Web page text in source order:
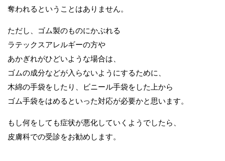
奪われるということはありません。
ただし、ゴム製のものにかぶれる
ラテックスアレルギーの方や
あかぎれがひどいような場合は、
ゴムの成分などが入らないようにするために、
木綿の手袋をしたり、ビニール手袋をした上から
ゴム手袋をはめるといった対応が必要かと思います。
もし何をしても症状が悪化していくようでしたら、
皮膚科での受診をお勧めします。